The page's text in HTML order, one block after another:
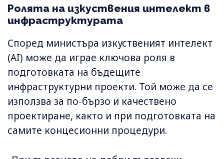
Ролята на изкуствения интелект в
инфраструктурата
Според министъра изкуственият интелект
(AI) може да играе ключова роля в
подготовката на бъдещите
инфраструктурни проекти. Той може да се
използва за по-бързо и качествено
проектиране, както и при подготовката на
самите концесионни процедури.